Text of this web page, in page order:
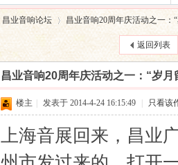
昌业音响论坛
›
昌业音响20周年庆活动之一
返回列表
昌业音响20周年庆活动之一：“岁
楼主 发表于 2014-4-24 16:15:49 只看该
上海音展回来，昌业